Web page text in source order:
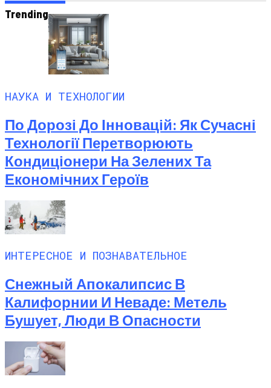
Trending
НАУКА И ТЕХНОЛОГИИ
По Дорозі До Інновацій: Як Сучасні
Технології Перетворюють
Кондиціонери На Зелених Та
Економічних Героїв
ИНТЕРЕСНОЕ И ПОЗНАВАТЕЛЬНОЕ
Снежный Апокалипсис В
Калифорнии И Неваде: Метель
Бушует, Люди В Опасности